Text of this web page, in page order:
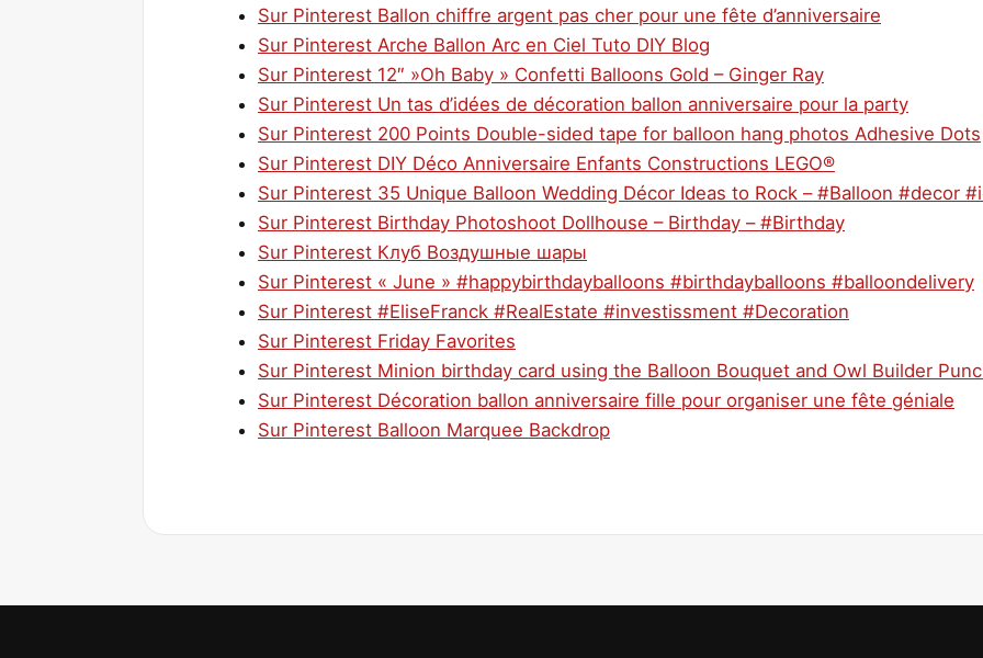
Sur Pinterest Ballon chiffre argent pas cher pour une fête d’anniversaire
Sur Pinterest Arche Ballon Arc en Ciel Tuto DIY Blog
Sur Pinterest 12″ »Oh Baby » Confetti Balloons Gold – Ginger Ray
Sur Pinterest Un tas d’idées de décoration ballon anniversaire pour la party
Sur Pinterest 200 Points Double-sided tape for balloon hang photos Adhesive Dots
Sur Pinterest DIY Déco Anniversaire Enfants Constructions LEGO®
Sur Pinterest 35 Unique Balloon Wedding Décor Ideas to Rock – #Balloon #decor
Sur Pinterest Birthday Photoshoot Dollhouse – Birthday – #Birthday
Sur Pinterest Клуб Воздушные шары
Sur Pinterest « June » #happybirthdayballoons #birthdayballoons #balloondelivery
Sur Pinterest #EliseFranck #RealEstate #investissment #Decoration
Sur Pinterest Friday Favorites
Sur Pinterest Minion birthday card using the Balloon Bouquet and Owl Builder
Sur Pinterest Décoration ballon anniversaire fille pour organiser une fête géniale
Sur Pinterest Balloon Marquee Backdrop